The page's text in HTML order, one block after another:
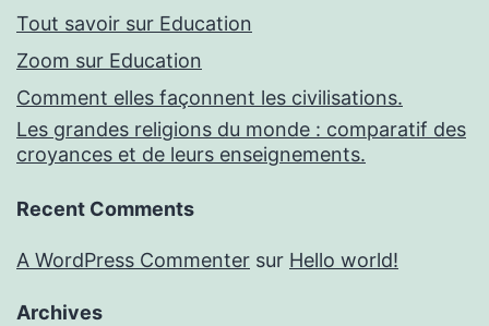
Tout savoir sur Education
Zoom sur Education
Comment elles façonnent les civilisations.
Les grandes religions du monde : comparatif des
croyances et de leurs enseignements.
Recent Comments
A WordPress Commenter sur Hello world!
Archives